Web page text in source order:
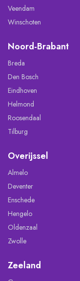
Veendam
Winschoten
Noord-Brabant
Breda
Den Bosch
Eindhoven
Helmond
Roosendaal
Tilburg
Overijssel
Almelo
Deventer
Enschede
Hengelo
Oldenzaal
Zwolle
Zeeland